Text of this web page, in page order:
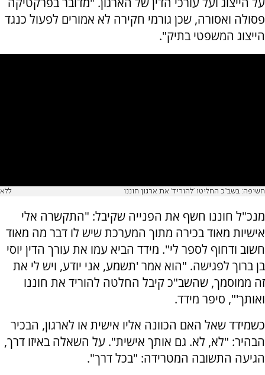
פסולה ואסורה, שכן גורמי חקירה לא אמורים לפעול כנגד
הייצוג המשפטי בתיק".
חשיפה: בשב"כ החליטו 'להוריד' את ארגון חוננו ללא
מנכ"ל חוננו חשף את הפנייה שקיבל: "התקשרה אלי
אישיות מאוד בכירה מתוך המערכת שיש לו דבר מה מאוד
חשוב ודחוף לספר לי". מידד הביא עמו את עורך הדין יוסי
בן ברוך לפגישה. "הוא אמר 'תשמע, אני יודע, ויש לי את
זה ממוסמך, שהשב"כ קיבל החלטה להוריד את חוננו
ואותך'", סיפר מידד.
כשמידד שאל האם הכוונה אליו אישית או לארגון, הבכיר
הבהיר: "לא, לא. גם אותך אישית". על השאלה באיזו דרך,
הגיעה התשובה המטרידה: "בכל דרך".